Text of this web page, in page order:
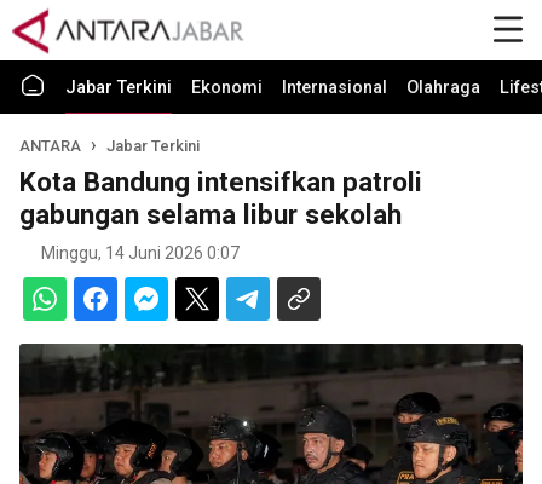
Jabar Terkini Ekonomi Internasional Olahraga
ANTARA Jabar Terkini
Kota Bandung intensifkan patroli
gabungan selama libur sekolah
Minggu, 14 Juni 2026 0:07